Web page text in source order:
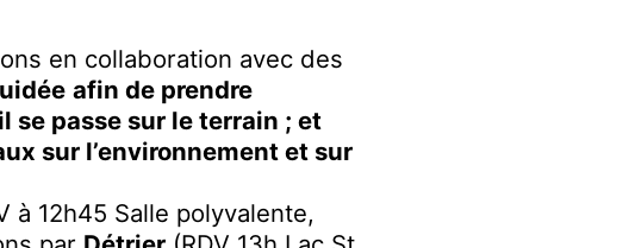
en collaboration avec des
afin de prendre
se passe sur le terrain ; et
sur l’environnement et sur
à 12h45 Salle polyvalente,